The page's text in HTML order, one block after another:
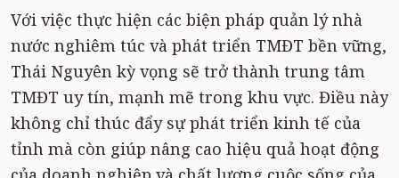
Với việc thực hiện các biện pháp quản lý nhà
nước nghiêm túc và phát triển TMĐT bền vững,
Thái Nguyên kỳ vọng sẽ trở thành trung tâm
TMĐT uy tín, mạnh mẽ trong khu vực. Điều này
không chỉ thúc đẩy sự phát triển kinh tế của
tỉnh mà còn giúp nâng cao hiệu quả hoạt động